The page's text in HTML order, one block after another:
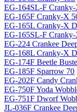
EG-164SL-F
EG-165F Cranky-X
EG-165L Cranky-X
EG-165SL-F
EG-224 Crankee
EG-168L Cranky-X
EG-174F Beetle
EG-185F Sparrow 70
EG-202F Candy
EG-750F Yoda
EG-751F Dworf
JL-036F Crankee